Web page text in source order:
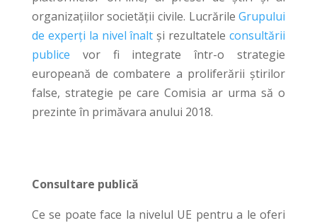
organizațiilor societății civile. LucrărileGrupului
de experți la nivel înalt și rezultateleconsultării
publice vor fi integrate într-o strategie
europeană de combatere a proliferării știrilor
false, strategie pe care Comisia ar urma să o
prezinte în primăvara anului 2018.
Consultare publică
Ce se poate face la nivelul UE pentru a le oferi